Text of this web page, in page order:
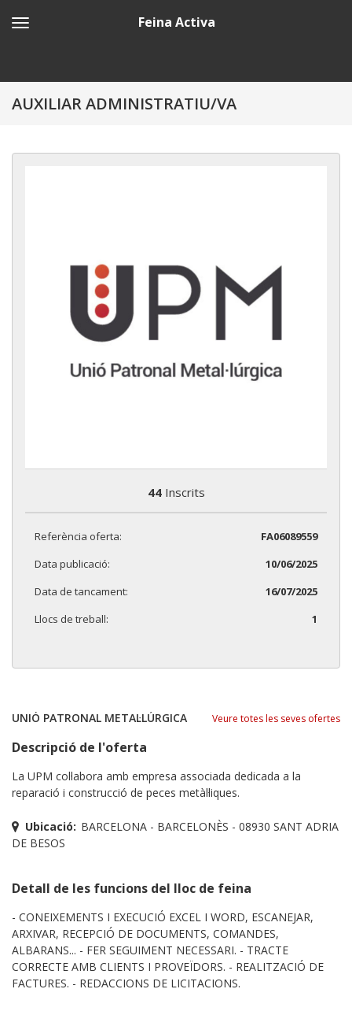
Feina Activa
AUXILIAR ADMINISTRATIU/VA
44Inscrits
Referència oferta:
FA06089559
Data publicació:
10/06/2025
Data de tancament:
16/07/2025
Llocs de treball:
1
UNIÓ PATRONAL METAL·LÚRGICA Veure totes les seves ofertes
Descripció de l'oferta
La UPM col·labora amb empresa associada dedicada a la
reparació i construcció de peces metàl·liques.
Ubicació: BARCELONA - BARCELONÈS - 08930 SANT ADRIA
DE BESOS
Detall de les funcions del lloc de feina
- CONEIXEMENTS I EXECUCIÓ EXCEL I WORD, ESCANEJAR,
ARXIVAR, RECEPCIÓ DE DOCUMENTS, COMANDES,
ALBARANS... - FER SEGUIMENT NECESSARI. - TRACTE
CORRECTE AMB CLIENTS I PROVEÏDORS. - REALITZACIÓ DE
FACTURES. - REDACCIONS DE LICITACIONS.